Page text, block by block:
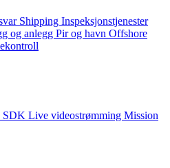
Shipping Inspeksjonstjenester
og anlegg Pir og havn Offshore
SDK Live videostrømming Mission